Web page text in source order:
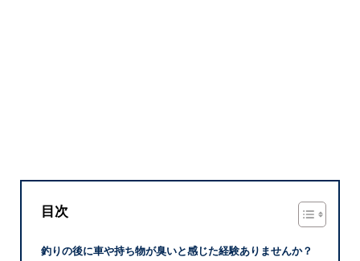
目次
釣りの後に車や持ち物が臭いと感じた経験ありませんか？